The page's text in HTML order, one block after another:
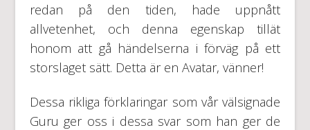
redan på den tiden, hade uppnått
allvetenhet, och denna egenskap tillät
honom att gå händelserna i förväg på ett
storslaget sätt. Detta är en Avatar, vänner!
Dessa rikliga förklaringar som vår välsignade
Guru ger oss i dessa svar som han ger de